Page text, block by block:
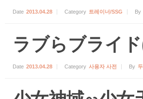
Date 2013.04.28 Category 트레이너/SSG By
ラブらブライ
Date 2013.04.28 Category 사용자 사전 By